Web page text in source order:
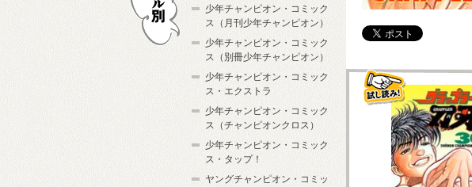
少年チャンピオン・コミック
ス（月刊少年チャンピオン）
少年チャンピオン・コミック
ス（別冊少年チャンピオン）
少年チャンピオン・コミック
ス・エクストラ
少年チャンピオン・コミック
ス（チャンピオンクロス）
少年チャンピオン・コミック
ス・タップ！
ヤングチャンピオン・コミッ